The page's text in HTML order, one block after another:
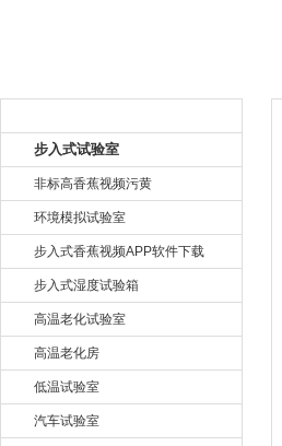
步入式试验室
非标高香蕉视频污黄
环境模拟试验室
步入式香蕉视频APP软件下载
步入式湿度试验箱
高温老化试验室
高温老化房
低温试验室
汽车试验室